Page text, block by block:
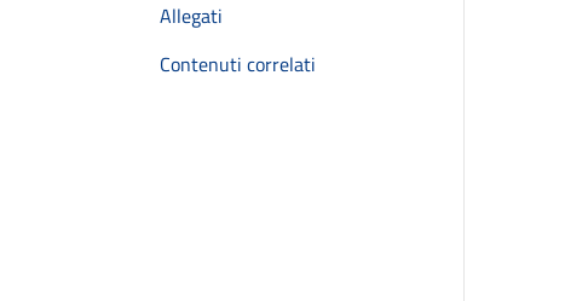
Allegati
Contenuti correlati